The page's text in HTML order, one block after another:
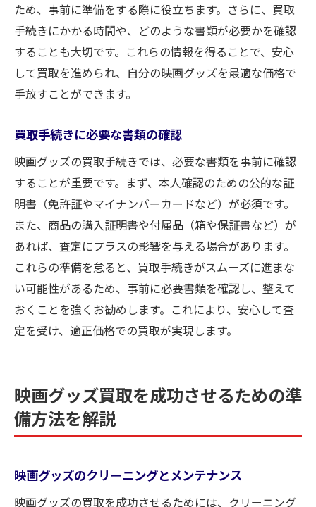
ため、事前に準備をする際に役立ちます。さらに、買取
手続きにかかる時間や、どのような書類が必要かを確認
することも大切です。これらの情報を得ることで、安心
して買取を進められ、自分の映画グッズを最適な価格で
手放すことができます。
買取手続きに必要な書類の確認
映画グッズの買取手続きでは、必要な書類を事前に確認
することが重要です。まず、本人確認のための公的な証
明書（免許証やマイナンバーカードなど）が必須です。
また、商品の購入証明書や付属品（箱や保証書など）が
あれば、査定にプラスの影響を与える場合があります。
これらの準備を怠ると、買取手続きがスムーズに進まな
い可能性があるため、事前に必要書類を確認し、整えて
おくことを強くお勧めします。これにより、安心して査
定を受け、適正価格での買取が実現します。
映画グッズ買取を成功させるための準
備方法を解説
映画グッズのクリーニングとメンテナンス
映画グッズの買取を成功させるためには、クリーニング